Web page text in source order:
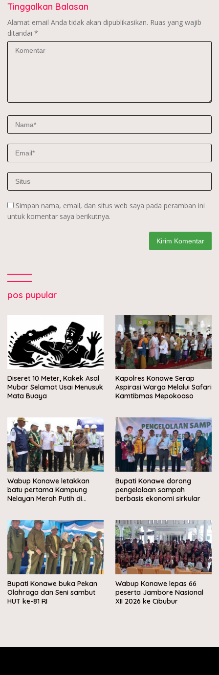
Tinggalkan Balasan
Alamat email Anda tidak akan dipublikasikan. Ruas yang wajib
ditandai *
Simpan nama, email, dan situs web saya pada peramban ini
untuk komentar saya berikutnya.
pos pupular
Diseret 10 Meter, Kakek Asal
Mubar Selamat Usai Menusuk
Mata Buaya
Kapolres Konawe Serap
Aspirasi Warga Melalui Safari
Kamtibmas Mepokoaso
Wabup Konawe letakkan
batu pertama Kampung
Nelayan Merah Putih di
Bupati Konawe dorong
pengelolaan sampah
berbasis ekonomi sirkular
Bupati Konawe buka Pekan
Olahraga dan Seni sambut
HUT ke-81 RI
Wabup Konawe lepas 66
peserta Jambore Nasional
XII 2026 ke Cibubur